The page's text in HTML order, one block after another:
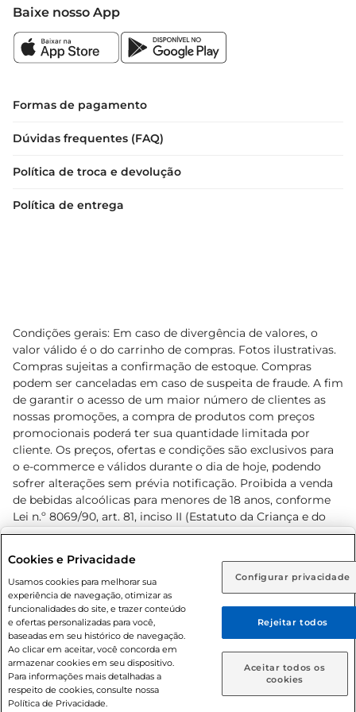
Rio de Janeiro (RJ) Goiás (GO)
Ou
Caso queira comprar online, informe como deseja receber
suas compras:
Entrega em casa Retire em Loja
hálito. Elas são ideais para serem usadas após as
refeições, antes de encontros ou simplesmente
quando você deseja um momento de frescor.
Experimente também combinálas com suas
Baixe nosso App
Formas de pagamento
Dúvidas frequentes (FAQ)
Política de troca e devolução
Política de entrega
Condições gerais: Em caso de divergência de valores, o
valor válido é o do carrinho de compras. Fotos ilustrativas.
Compras sujeitas a confirmação de estoque. Compras
podem ser canceladas em caso de suspeita de fraude. A fim
de garantir o acesso de um maior número de clientes as
nossas promoções, a compra de produtos com preços
promocionais poderá ter sua quantidade limitada por
cliente. Os preços, ofertas e condições são exclusivos para
o e-commerce e válidos durante o dia de hoje, podendo
sofrer alterações sem prévia notificação. Proibida a venda
de bebidas alcoólicas para menores de 18 anos, conforme
Lei n.º 8069/90, art. 81, inciso II (Estatuto da Criança e do
Adolescente). Preços e condições exclusivos para o
prévio. O valor mínimo para as compras on-line é de R$
80,00.
© 2026 Copyright. Todos os direitos
reservados Prezunic.
Cookies e Privacidade
Usamos cookies para melhorar sua
experiência de navegação, otimizar as
funcionalidades do site, e trazer conteúdo
e ofertas personalizadas para você,
baseadas em seu histórico de navegação.
Ao clicar em aceitar, você concorda em
armazenar cookies em seu dispositivo.
Para informações mais detalhadas a
respeito de cookies, consulte nossa
Política de Privacidade.
Configurar privacidade
Rejeitar todos
Aceitar todos os
cookies